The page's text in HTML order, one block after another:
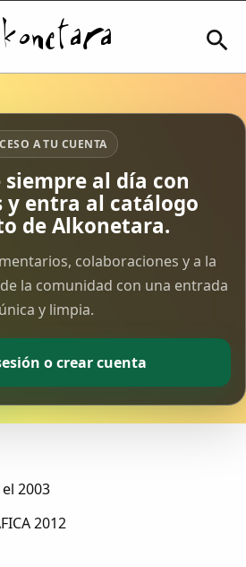
A TU CUENTA
al día con
y entra al catálogo
de Alkonetara.
colaboraciones y a la
la comunidad con una entrada
única y limpia.
o crear cuenta
2003
2012